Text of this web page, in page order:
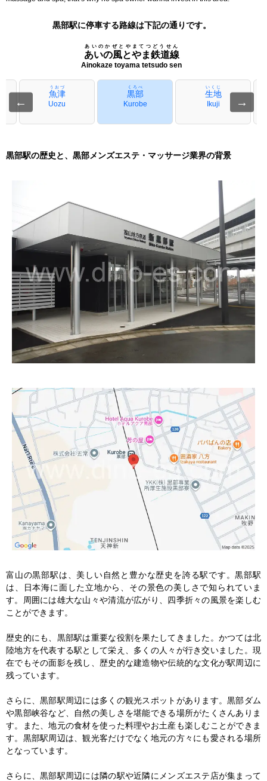
黒部駅に停車する路線は下記の通りです。
あいの風とやま鉄道線
あいのかぜとやまてつどうせん
Ainokaze toyama tetsudo sen
←
魚津
うおづ
Uozu
黒部
くろべ
Kurobe
生地
いくじ
Ikuji →
黒部駅の歴史と、黒部メンズエステ・マッサージ業界の背景
富山の黒部駅は、美しい自然と豊かな歴史を誇る駅です。黒部駅
は、日本海に面した立地から、その景色の美しさで知られていま
す。周囲には雄大な山々や清流が広がり、四季折々の風景を楽しむ
ことができます。
歴史的にも、黒部駅は重要な役割を果たしてきました。かつては北
陸地方を代表する駅として栄え、多くの人々が行き交いました。現
在でもその面影を残し、歴史的な建造物や伝統的な文化が駅周辺に
残っています。
さらに、黒部駅周辺には多くの観光スポットがあります。黒部ダム
や黒部峡谷など、自然の美しさを堪能できる場所がたくさんありま
す。また、地元の食材を使った料理やお土産も楽しむことができま
す。黒部駅周辺は、観光客だけでなく地元の方々にも愛される場所
となっています。
さらに、黒部駅周辺には隣の駅や近隣にメンズエステ店が集まって